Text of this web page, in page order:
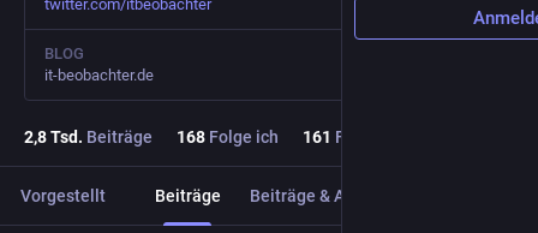
twitter.com/itbeobachter
BLOG
it-beobachter.de
2,8Tsd. Beiträge 168 Folge ich 161 Follower
Vorgestellt Beiträge Beiträge & Antworten